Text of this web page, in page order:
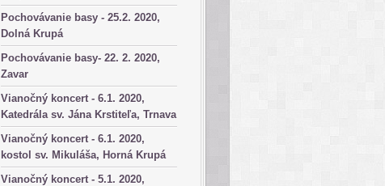
Pochovávanie basy - 25.2. 2020,
Dolná Krupá
Pochovávanie basy- 22. 2. 2020,
Zavar
Vianočný koncert - 6.1. 2020,
Katedrála sv. Jána Krstiteľa, Trnava
Vianočný koncert - 6.1. 2020,
kostol sv. Mikuláša, Horná Krupá
Vianočný koncert - 5.1. 2020,